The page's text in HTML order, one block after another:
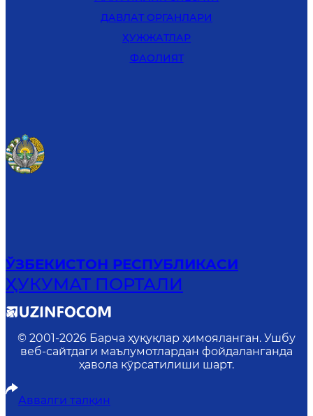
ДАВЛАТ ОРГАНЛАРИ
ҲУЖЖАТЛАР
ФАОЛИЯТ
ЎЗБЕКИСТОН РЕСПУБЛИКАСИ
ҲУКУМАТ ПОРТАЛИ
© 2001-2026 Барча ҳуқуқлар ҳимояланган. Ушбу
веб-сайтдаги маълумотлардан фойдаланганда
ҳавола кўрсатилиши шарт.
Аввалги талқин